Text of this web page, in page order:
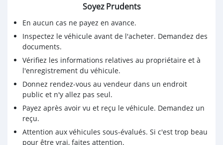
Soyez Prudents
En aucun cas ne payez en avance.
Inspectez le véhicule avant de l'acheter. Demandez des
documents.
Vérifiez les informations relatives au propriétaire et à
l'enregistrement du véhicule.
Donnez rendez-vous au vendeur dans un endroit
public et n'y allez pas seul.
Payez après avoir vu et reçu le véhicule. Demandez un
reçu.
Attention aux véhicules sous-évalués. Si c'est trop beau
pour être vrai, faites attention.